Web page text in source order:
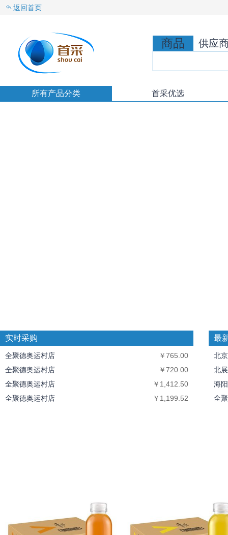
返回首页
商品 供应
所有产品分类 首采优选
实时采购
全聚德奥运村店
￥765.00
全聚德奥运村店
￥720.00
全聚德奥运村店
￥1,412.50
全聚德奥运村店
￥1,199.52
最
北
北
海
全